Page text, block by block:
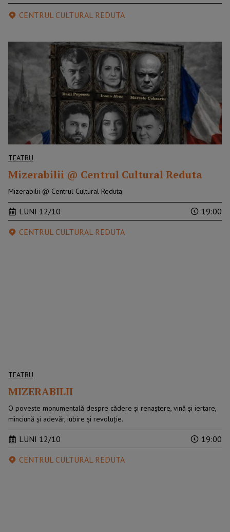
CENTRUL CULTURAL REDUTA
TEATRU
Mizerabilii @ Centrul Cultural Reduta
Mizerabilii @ Centrul Cultural Reduta
LUNI 12/10
19:00
CENTRUL CULTURAL REDUTA
TEATRU
MIZERABILII
O poveste monumentală despre cădere și renaștere, vină și iertare,
minciună și adevăr, iubire și revoluție.
LUNI 12/10
19:00
CENTRUL CULTURAL REDUTA